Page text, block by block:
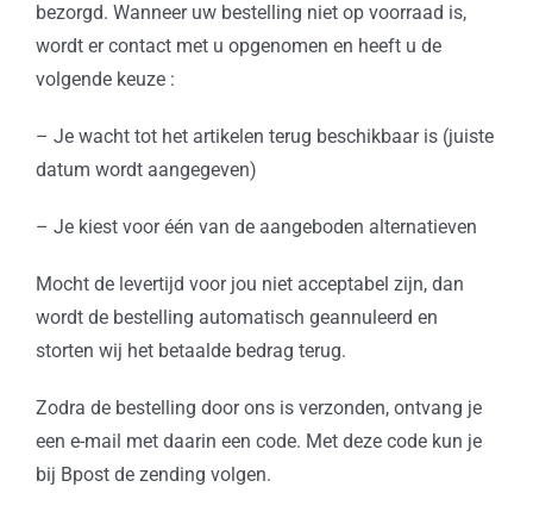
bezorgd. Wanneer uw bestelling niet op voorraad is,
wordt er contact met u opgenomen en heeft u de
volgende keuze :
– Je wacht tot het artikelen terug beschikbaar is (juiste
datum wordt aangegeven)
– Je kiest voor één van de aangeboden alternatieven
Mocht de levertijd voor jou niet acceptabel zijn, dan
wordt de bestelling automatisch geannuleerd en
storten wij het betaalde bedrag terug.
Zodra de bestelling door ons is verzonden, ontvang je
een e-mail met daarin een code. Met deze code kun je
bij Bpost de zending volgen.